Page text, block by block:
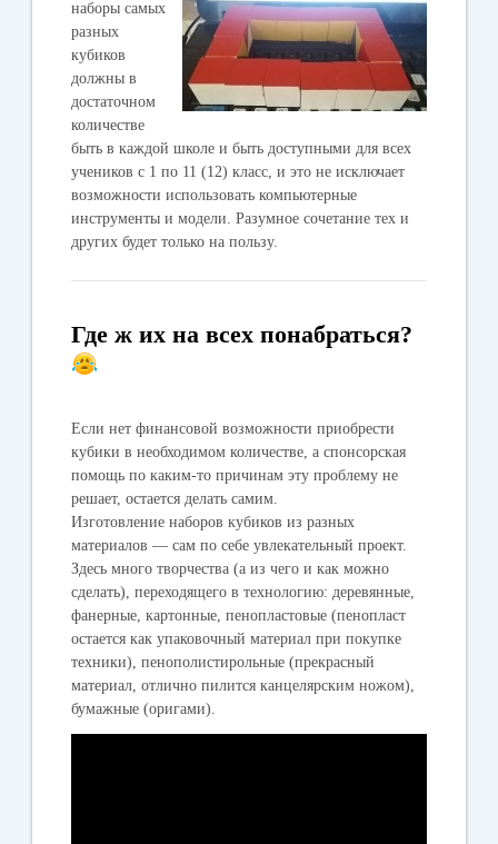
наборы самых
разных
кубиков
должны в
достаточном
количестве
быть в каждой школе и быть доступными для всех
учеников с 1 по 11 (12) класс, и это не исключает
возможности использовать компьютерные
инструменты и модели. Разумное сочетание тех и
других будет только на пользу.
Где ж их на всех понабраться?
Если нет финансовой возможности приобрести
кубики в необходимом количестве, а спонсорская
помощь по каким-то причинам эту проблему не
решает, остается делать самим.
Изготовление наборов кубиков из разных
материалов — сам по себе увлекательный проект.
Здесь много творчества (а из чего и как можно
сделать), переходящего в технологию: деревянные,
фанерные, картонные, пенопластовые (пенопласт
остается как упаковочный материал при покупке
техники), пенополистирольные (прекрасный
материал, отлично пилится канцелярским ножом),
бумажные (оригами).